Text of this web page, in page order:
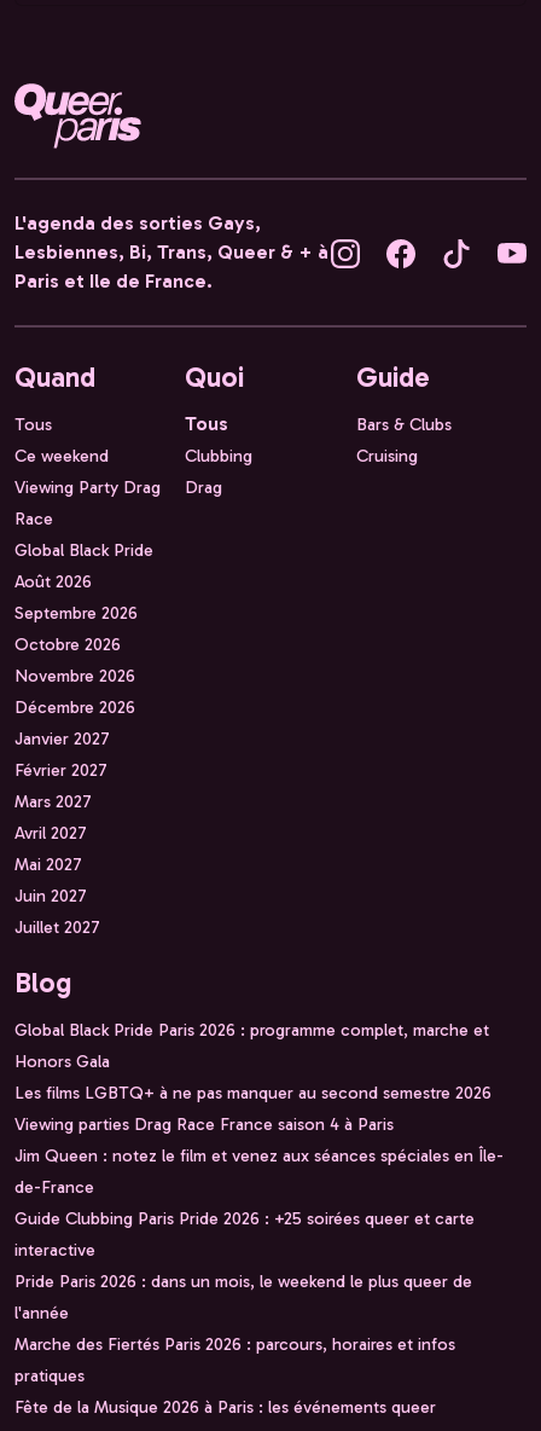
L'agenda des sorties Gays,
Lesbiennes, Bi, Trans, Queer & + à
Paris et Ile de France.
Quand
Tous
Ce weekend
Viewing Party Drag
Race
Global Black Pride
Août 2026
Septembre 2026
Octobre 2026
Novembre 2026
Décembre 2026
Janvier 2027
Février 2027
Mars 2027
Avril 2027
Mai 2027
Juin 2027
Juillet 2027
Quoi
Tous
Clubbing
Drag
Guide
Bars & Clubs
Cruising
Blog
Global Black Pride Paris 2026 : programme complet, marche et
Honors Gala
Les films LGBTQ+ à ne pas manquer au second semestre 2026
Viewing parties Drag Race France saison 4 à Paris
Jim Queen : notez le film et venez aux séances spéciales en Île-
de-France
Guide Clubbing Paris Pride 2026 : +25 soirées queer et carte
interactive
Pride Paris 2026 : dans un mois, le weekend le plus queer de
l'année
Marche des Fiertés Paris 2026 : parcours, horaires et infos
pratiques
Fête de la Musique 2026 à Paris : les événements queer